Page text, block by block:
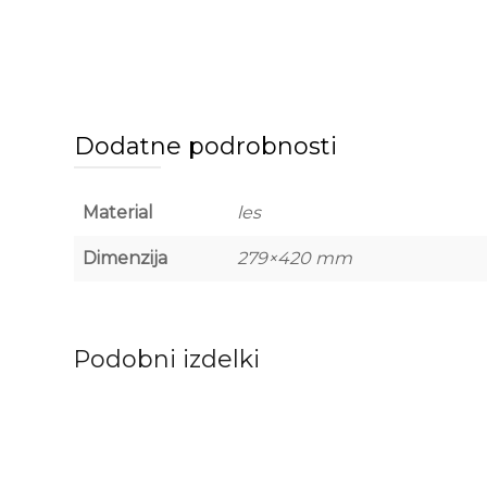
Dodatne podrobnosti
Material les
Dimenzija 279×420 mm
Podobni izdelki